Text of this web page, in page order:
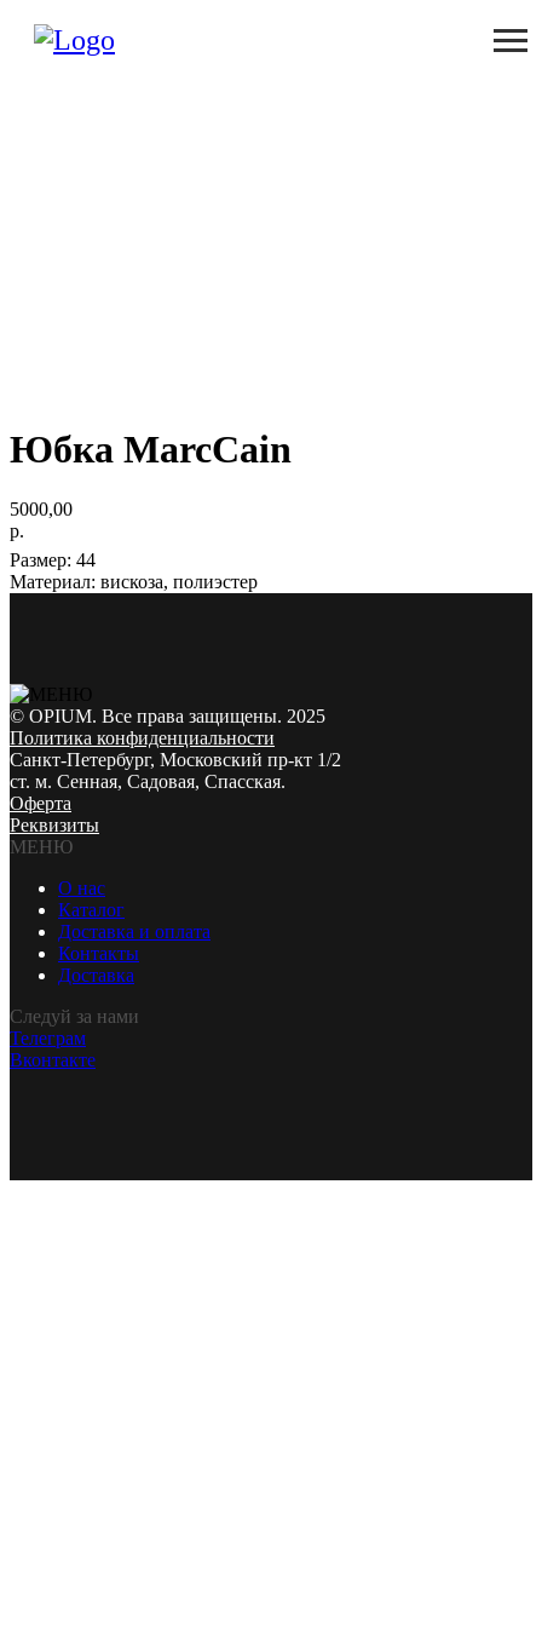
Юбка MarcCain
5000,00
р.
Размер: 44
Материал: вискоза, полиэстер
© OPIUM. Все права защищены. 2025
Политика конфиденциальности
Санкт-Петербург, Московский пр-кт 1/2
ст. м. Сенная, Садовая, Спасская.
Оферта
Реквизиты
МЕНЮ
О нас
Каталог
Доставка и оплата
Контакты
Доставка
Следуй за нами
Телеграм
Вконтакте